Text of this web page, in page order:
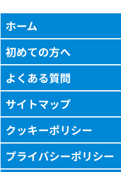
ホーム
初めての方へ
よくある質問
サイトマップ
クッキーポリシー
プライバシーポリシー